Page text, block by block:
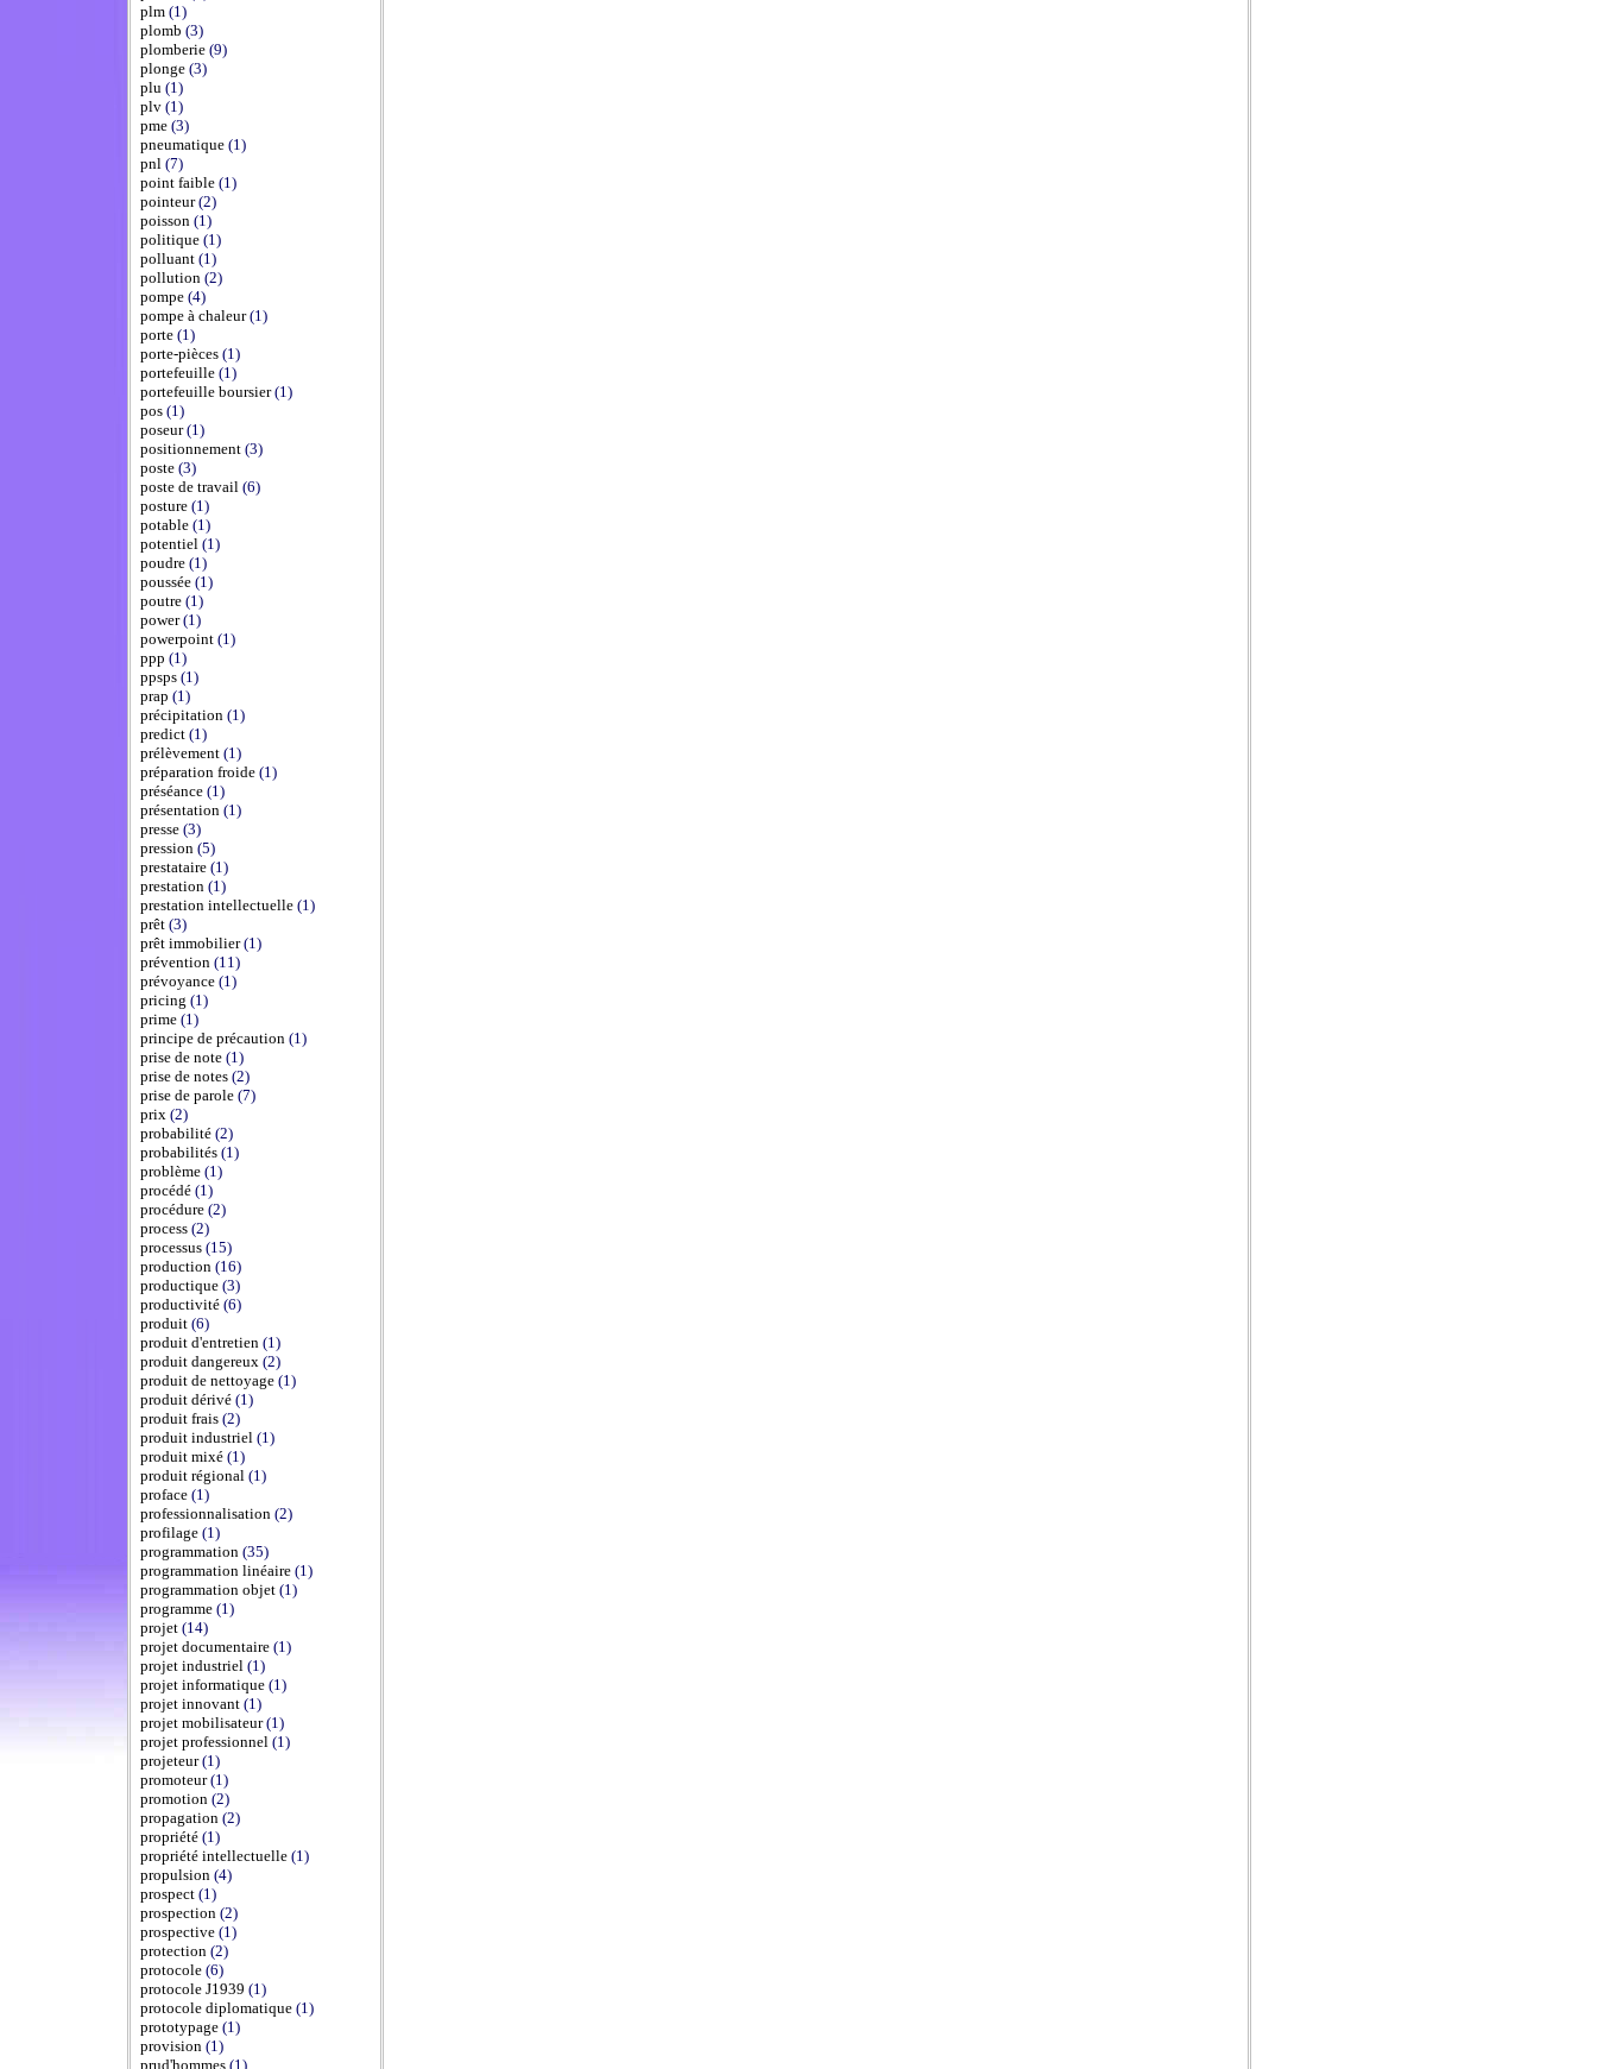
plm (1)
plomb (3)
plomberie (9)
plonge (3)
plu (1)
plv (1)
pme (3)
pneumatique (1)
pnl (7)
point faible (1)
pointeur(2)
poisson (1)
politique (1)
polluant (1)
pollution (2)
pompe (4)
pompe à chaleur(1)
porte (1)
porte-pièces (1)
portefeuille (1)
portefeuille boursier(1)
pos (1)
poseur(1)
positionnement (3)
poste (3)
poste de travail (6)
posture (1)
potable (1)
potentiel (1)
poudre (1)
poussée (1)
poutre (1)
power(1)
powerpoint (1)
ppp (1)
ppsps (1)
prap (1)
précipitation (1)
predict (1)
prélèvement (1)
préparation froide (1)
préséance (1)
présentation (1)
presse (3)
pression (5)
prestataire (1)
prestation (1)
prestation intellectuelle (1)
prêt (3)
prêt immobilier(1)
prévention (11)
prévoyance (1)
pricing (1)
prime (1)
principe de précaution (1)
prise de note (1)
prise de notes (2)
prise de parole (7)
prix (2)
probabilité (2)
probabilités (1)
problème (1)
procédé (1)
procédure (2)
process (2)
processus (15)
production (16)
productique (3)
productivité (6)
produit (6)
produit d'entretien (1)
produit dangereux (2)
produit de nettoyage (1)
produit dérivé (1)
produit frais (2)
produit industriel (1)
produit mixé (1)
produit régional (1)
proface (1)
professionnalisation (2)
profilage (1)
programmation (35)
programmation linéaire (1)
programmation objet (1)
programme (1)
projet (14)
projet documentaire (1)
projet industriel (1)
projet informatique (1)
projet innovant (1)
projet mobilisateur(1)
projet professionnel (1)
projeteur(1)
promoteur(1)
promotion (2)
propagation (2)
propriété (1)
propriété intellectuelle (1)
propulsion (4)
prospect (1)
prospection (2)
prospective (1)
protection (2)
protocole (6)
protocole J1939 (1)
protocole diplomatique (1)
prototypage (1)
provision (1)
prud'hommes (1)